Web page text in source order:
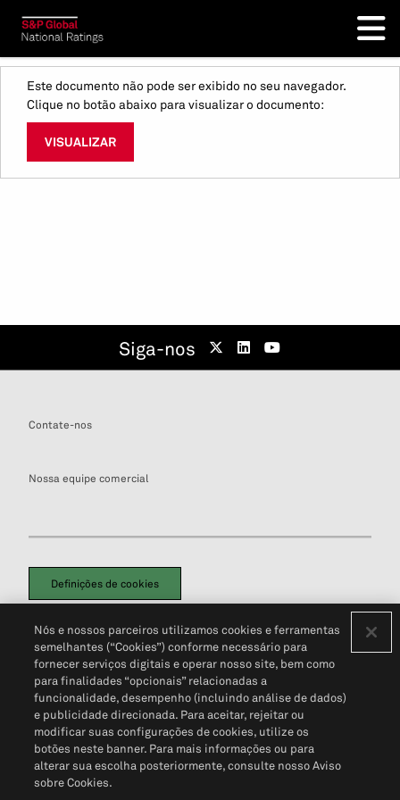
Este documento não pode ser exibido no seu navegador.
Clique no botão abaixo para visualizar o documento:
VISUALIZAR
Siga-nos
Contate-nos
Nossa equipe comercial
Definições de cookies
Política de PrivacidadePortal de privacidade do cliente (em inglês)
Não Venda Minhas Informações Pessoais© 2026 S&P Global
Nós e nossos parceiros utilizamos cookies e ferramentas
semelhantes (“Cookies”) conforme necessário para
fornecer serviços digitais e operar nosso site, bem como
para finalidades “opcionais” relacionadas a
funcionalidade, desempenho (incluindo análise de dados)
e publicidade direcionada. Para aceitar, rejeitar ou
modificar suas configurações de cookies, utilize os
botões neste banner. Para mais informações ou para
alterar sua escolha posteriormente, consulte nosso Aviso
sobre Cookies.